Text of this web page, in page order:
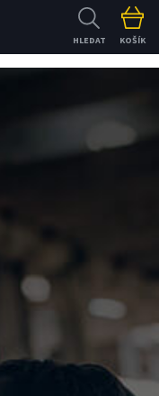
HLEDAT KOŠÍK